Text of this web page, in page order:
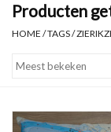
Kleding
Producten
HOME /TAGS/